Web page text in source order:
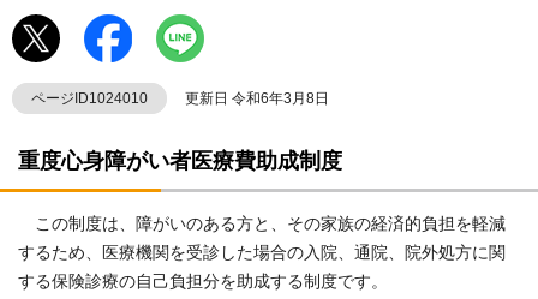
ページID1024010 更新日 令和6年3月8日
重度心身障がい者医療費助成制度
この制度は、障がいのある方と、その家族の経済的負担を軽減
するため、医療機関を受診した場合の入院、通院、院外処方に関
する保険診療の自己負担分を助成する制度です。